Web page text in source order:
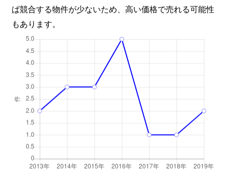
ば競合する物件が少ないため、高い価格で売れる可能性
もあります。